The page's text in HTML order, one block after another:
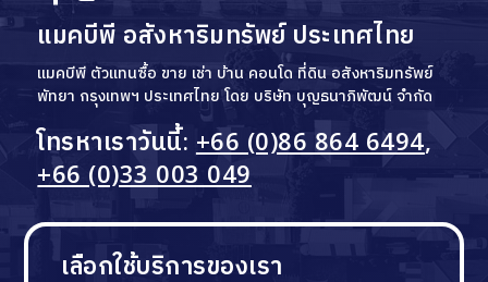
แมคบีพี อสังหาริมทรัพย์ ประเทศไทย
แมคบีพี ตัวแทนซื้อ ขาย เช่า บ้าน คอนโด ที่ดิน อสังหาริมทรัพย์
พัทยา กรุงเทพฯ ประเทศไทย โดย บริษัท บุญธนาภิพัฒน์ จำกัด
โทรหาเราวันนี้: +66 (0)86 864 6494,
+66 (0)33 003 049
เลือกใช้บริการของเรา